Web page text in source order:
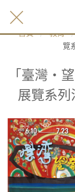
首頁 教育
覽
「臺灣‧
展覽系列